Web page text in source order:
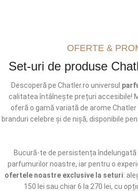
OFERTE &
Set-uri de produse
Descoperă pe Chatler.ro universul
calitatea întâlnește prețuri accesibile!
oferă o gamă variată de arome Chatler
branduri celebre și de nișă, disponibile
Bucură-te de persistența
parfumurilor noastre, iar pentru o
ofertele noastre exclusive la seturi:
150 lei sau chiar 6 la 270 lei, cu